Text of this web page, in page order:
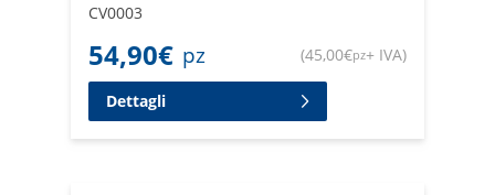
CV0003
54,90€ pz (45,00€pz+ IVA)
Dettagli